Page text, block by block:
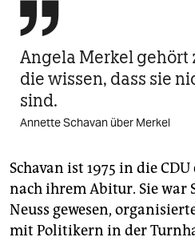

Angela Merkel gehört
die wissen, dass sie
sind.
Annette Schavan über Merkel
Schavan ist 1975 in die
nach ihrem Abitur. Sie war
Neuss gewesen,
mit Politikern in der